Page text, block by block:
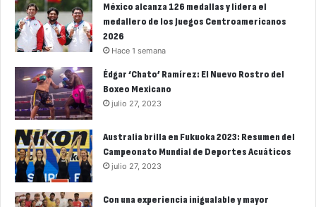
México alcanza 126 medallas y lidera el
medallero de los Juegos Centroamericanos
2026
Hace 1 semana
Édgar ‘Chato’ Ramírez: El Nuevo Rostro del
Boxeo Mexicano
julio 27, 2023
Australia brilla en Fukuoka 2023: Resumen del
Campeonato Mundial de Deportes Acuáticos
julio 27, 2023
Con una experiencia inigualable y mayor